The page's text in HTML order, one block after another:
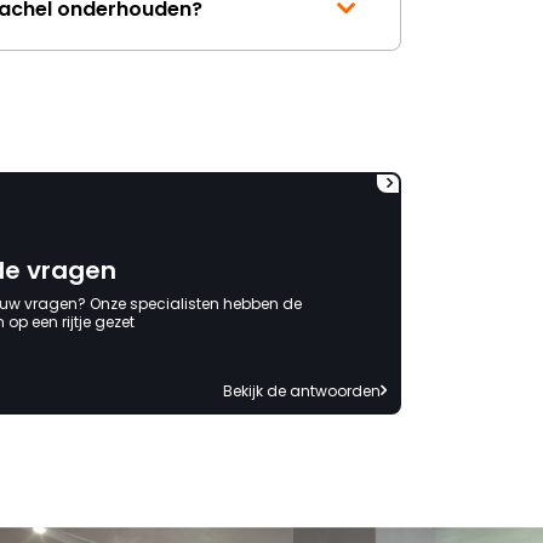
kosten die ik heb moeten
verantwoording niet
onderhouden?
vragen
vragen? Onze specialisten hebben de
een rijtje gezet
Bekijk de antwoorden